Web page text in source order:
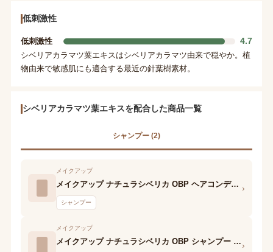
低刺激性
低刺激性 4.7
シベリアカラマツ葉エキスはシベリアカラマツ由来で穏やか。植
物由来で敏感肌にも適合する最近の針葉樹素材。
シベリアカラマツ葉エキスを配合した商品一覧
シャンプー (2)
メイクアップ
メイクアップ ナチュラシベリカ OBP ヘアコンディショナー フォー オールヘアタイプ
シャンプー
›
メイクアップ
メイクアップ ナチュラシベリカ OBP シャンプー フォー オールヘアタイプ ›